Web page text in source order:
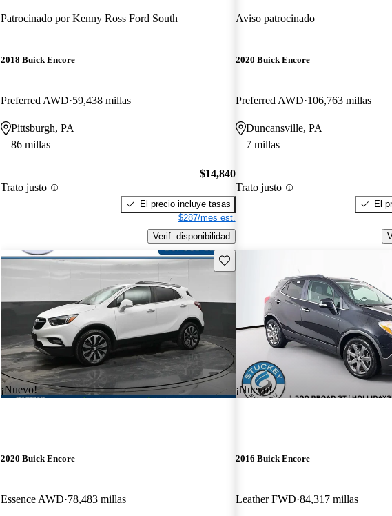
Patrocinado porKenny Ross Ford South
2018 Buick Encore
Preferred AWD 59,438 millas
Pittsburgh, PA
86 millas
Trato justo
$14,840
El precio incluye tasas
$287/mes est.
Verif. disponibilidad
Aviso patrocinado
2020 Buick Encore
Preferred AWD 106,763 millas
Duncansville, PA
7 millas
Trato justo
El
¡Nuevo!
Guarda este Aviso
2020 Buick Encore
Essence AWD 78,483 millas
¡Nuevo!
2016 Buick Encore
Leather FWD 84,317 millas